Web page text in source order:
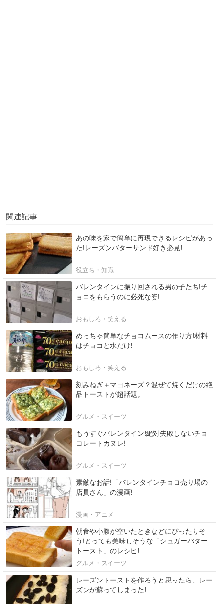
関連記事
あの味を家で簡単に再現できるレシピがあっ
た!レーズンバターサンド好き必見!
役立ち・知識
バレンタインに振り回される男の子たち!チ
ョコをもらうのに必死な姿!
おもしろ・笑える
めっちゃ簡単なチョコムースの作り方!材料
はチョコと水だけ!
おもしろ・笑える
刻みねぎ＋マヨネーズ？混ぜて焼くだけの絶
品トーストが超話題。
グルメ・スイーツ
もうすぐバレンタイン!絶対失敗しないチョ
コレートカヌレ!
グルメ・スイーツ
素敵なお話!「バレンタインチョコ売り場の
店員さん」の漫画!
漫画・アニメ
朝食や小腹が空いたときなどにぴったりそ
う!とっても美味しそうな「シュガーバター
トースト」のレシピ!
グルメ・スイーツ
レーズントーストを作ろうと思ったら、レー
ズンが蘇ってしまった!